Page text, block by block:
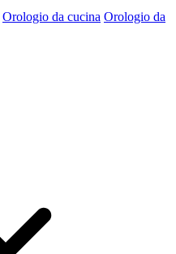
Orologio da cucina Orologio da